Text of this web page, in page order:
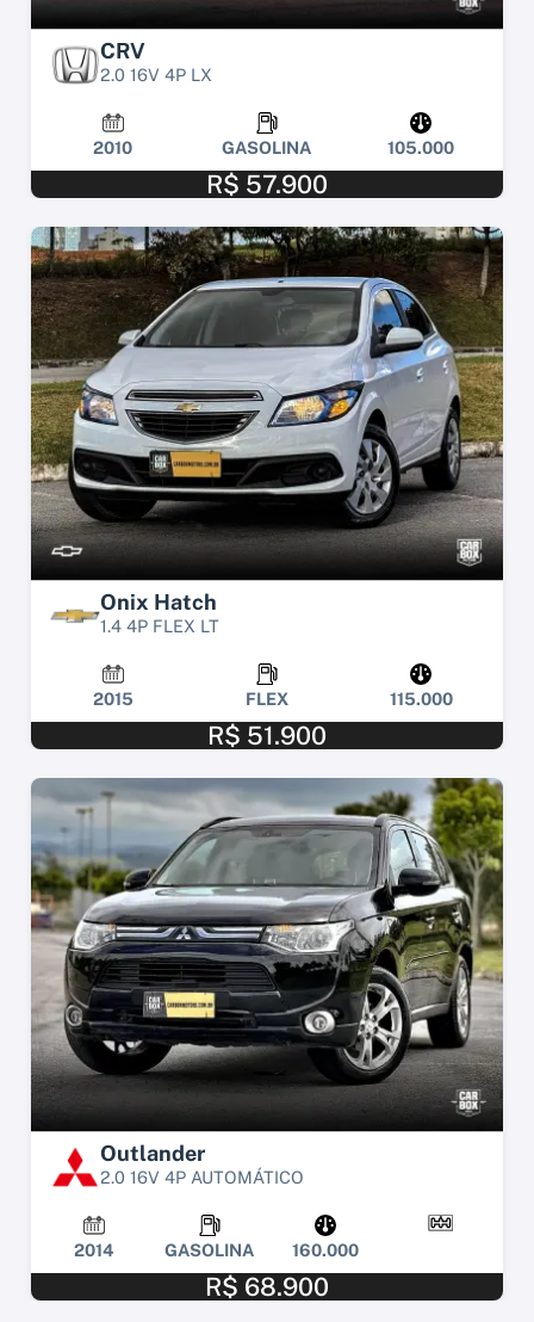
CRV
2.0 16V 4P LX
2010 GASOLINA 105.000
R$ 57.900
Onix Hatch
1.4 4P FLEX LT
2015 FLEX 115.000
R$ 51.900
Outlander
2.0 16V 4P AUTOMÁTICO
2014 GASOLINA 160.000
R$ 68.900